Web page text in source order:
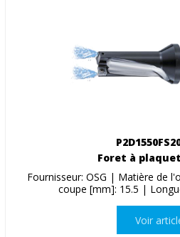
Foret à
Fournisseur: OSG | Matière de
coupe [mm]: 15.5 |
Voir